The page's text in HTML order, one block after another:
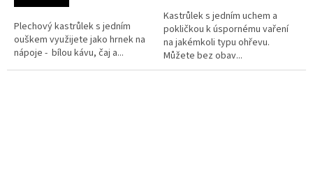
Plechový kastrůlek s jedním
ouškem využijete jako hrnek na
nápoje - bílou kávu, čaj a...
5
hvězdiček.
Kastrůlek s jedním uchem a
pokličkou k úspornému vaření
na jakémkoli typu ohřevu.
Můžete bez obav...